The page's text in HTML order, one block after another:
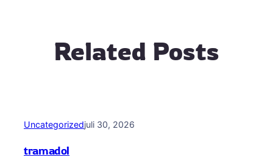
Related Posts
Uncategorizedjuli 30, 2026
tramadol